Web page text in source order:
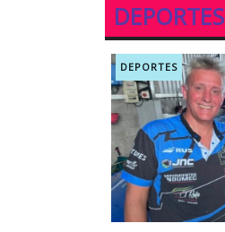
DEPORTES
DEPORTES